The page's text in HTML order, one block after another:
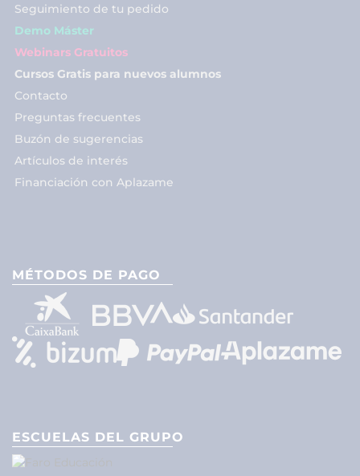
Seguimiento de tu pedido
Demo Máster
Webinars Gratuitos
Cursos Gratis para nuevos alumnos
Contacto
Preguntas frecuentes
Buzón de sugerencias
Artículos de interés
Financiación con Aplazame
MÉTODOS DE PAGO
ESCUELAS DEL GRUPO